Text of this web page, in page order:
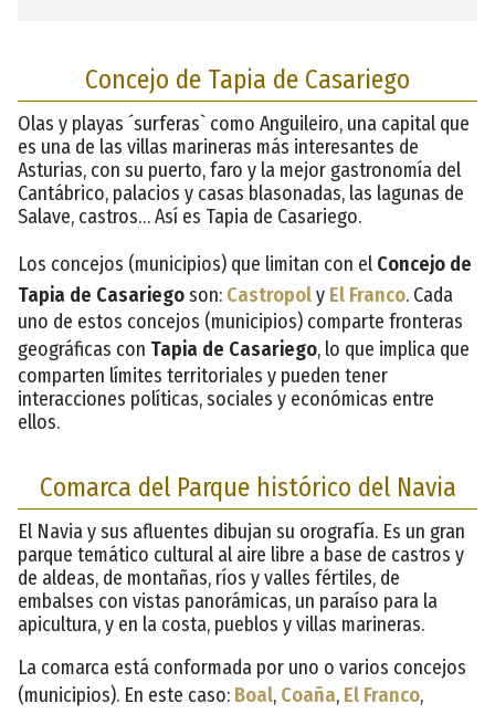
Concejo de Tapia de Casariego
Olas y playas ´surferas` como Anguileiro, una capital que
es una de las villas marineras más interesantes de
Asturias, con su puerto, faro y la mejor gastronomía del
Cantábrico, palacios y casas blasonadas, las lagunas de
Salave, castros… Así es Tapia de Casariego.
Los concejos (municipios) que limitan con el Concejo de
Tapia de Casariegoson: Castropoly El Franco. Cada
uno de estos concejos (municipios) comparte fronteras
geográficas con Tapia de Casariego, lo que implica que
comparten límites territoriales y pueden tener
interacciones políticas, sociales y económicas entre
ellos.
Comarca del Parque histórico del Navia
El Navia y sus afluentes dibujan su orografía. Es un gran
parque temático cultural al aire libre a base de castros y
de aldeas, de montañas, ríos y valles fértiles, de
embalses con vistas panorámicas, un paraíso para la
apicultura, y en la costa, pueblos y villas marineras.
La comarca está conformada por uno o varios concejos
(municipios). En este caso: Boal, Coaña, El Franco,